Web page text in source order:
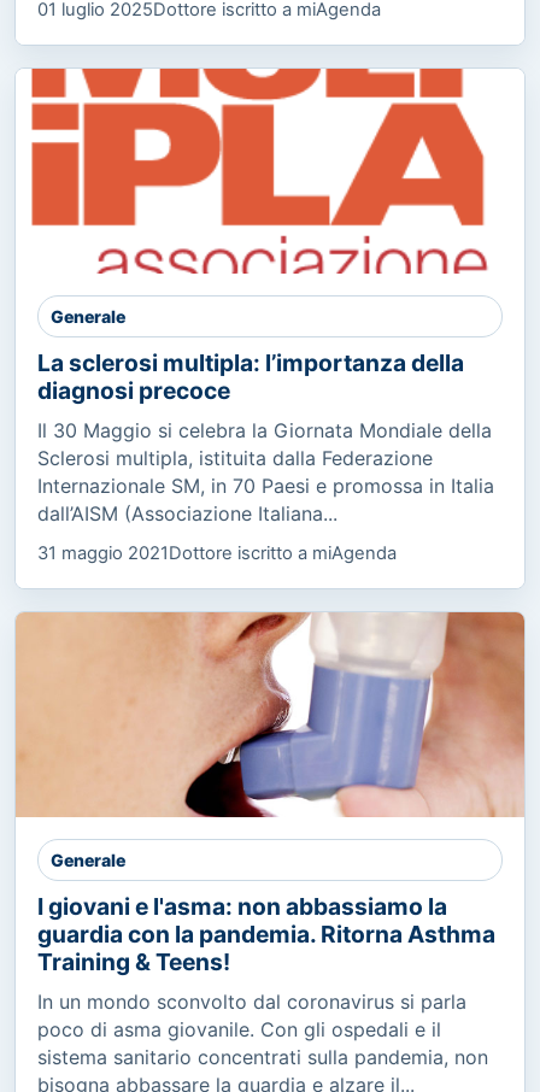
01 luglio 2025Dottore iscritto a miAgenda
Generale
La sclerosi multipla: l’importanza della
diagnosi precoce
Il 30 Maggio si celebra la Giornata Mondiale della
Sclerosi multipla, istituita dalla Federazione
Internazionale SM, in 70 Paesi e promossa in Italia
dall’AISM (Associazione Italiana...
31 maggio 2021Dottore iscritto a miAgenda
Generale
I giovani e l'asma: non abbassiamo la
guardia con la pandemia. Ritorna Asthma
Training & Teens!
In un mondo sconvolto dal coronavirus si parla
poco di asma giovanile. Con gli ospedali e il
sistema sanitario concentrati sulla pandemia, non
bisogna abbassare la guardia e alzare il...